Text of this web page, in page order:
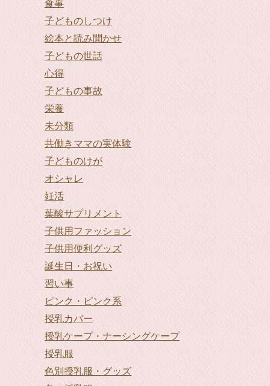
食事
子どものしつけ
絵本と読み聞かせ
子どもの世話
心得
子どもの事故
栄養
未分類
共働きママの実体験
子どものけが
オシャレ
妊活
葉酸サプリメント
子供用ファッション
子供用便利グッズ
誕生日・お祝い
習い事
ピンク・ピンク系
授乳カバー
授乳ケープ・ナーシングケープ
授乳服
色別授乳服・グッズ